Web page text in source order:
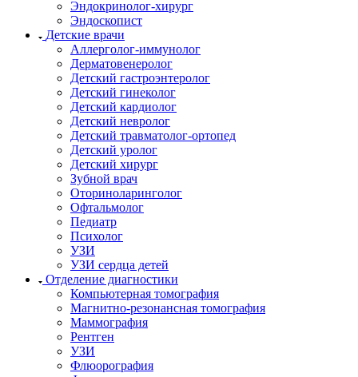
Эндокринолог-хирург
Эндоскопист
Детские врачи
Аллерголог-иммунолог
Дерматовенеролог
Детский гастроэнтеролог
Детский гинеколог
Детский кардиолог
Детский невролог
Детский травматолог-ортопед
Детский уролог
Детский хирург
Зубной врач
Оториноларинголог
Офтальмолог
Педиатр
Психолог
УЗИ
УЗИ сердца детей
Отделение диагностики
Компьютерная томография
Магнитно-резонансная томография
Маммография
Рентген
УЗИ
Флюорография